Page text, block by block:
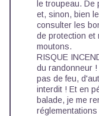
le troupeau. De
et, sinon, bien
consulter les
de protection et
moutons.
RISQUE
du randonneur
pas de feu,
interdit ! Et en
balade, je me